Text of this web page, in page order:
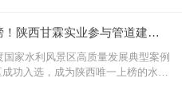
国家级名单公布！陕西唯一上榜！陕西甘霖实业参与管道建设！！！
家水利风景区高质量发展典型案例
功入选，成为陕西唯一上榜的水利